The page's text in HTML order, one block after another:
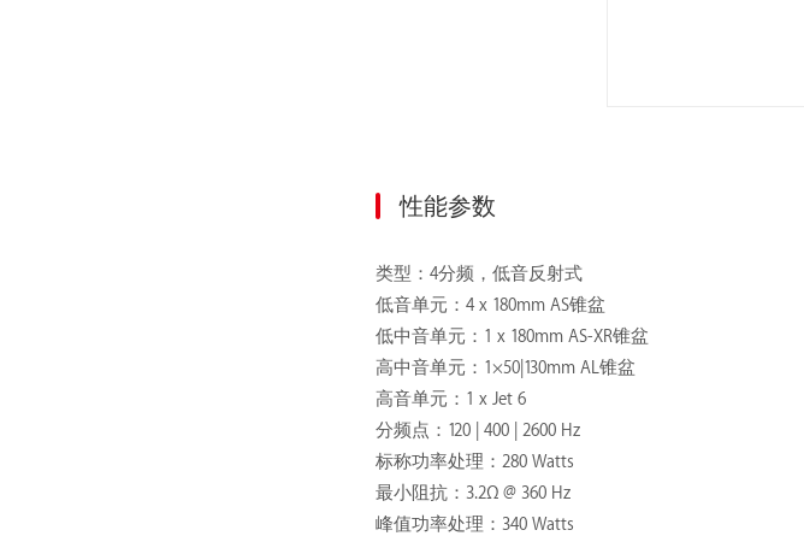
性能参数
类型：4分频，低音反射式
低音单元：4 x 180mm AS锥盆
低中音单元：1 x 180mm AS-XR锥盆
高中音单元：1×50|130mm AL锥盆
高音单元：1 x Jet 6
分频点：120 | 400 | 2600 Hz
标称功率处理：280 Watts
最小阻抗：3.2Ω @ 360 Hz
峰值功率处理：340 Watts